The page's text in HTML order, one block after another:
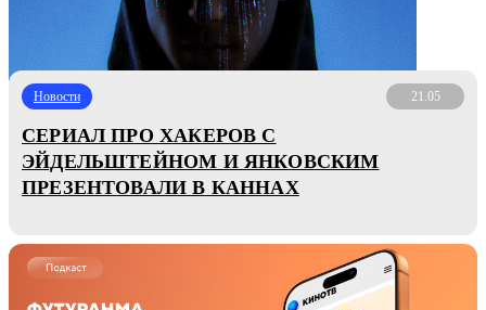
Новости 21.05
СЕРИАЛ ПРО ХАКЕРОВ С
ЭЙДЕЛЬШТЕЙНОМ И ЯНКОВСКИМ
ПРЕЗЕНТОВАЛИ В КАННАХ